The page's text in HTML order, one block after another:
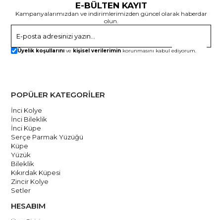
E-BÜLTEN KAYIT
Kampanyalarımızdan ve indirimlerimizden güncel olarak haberdar
olun.
Üyelik koşullarını ve kişisel verilerimin korunmasını kabul ediyorum.
POPÜLER KATEGORİLER
İnci Kolye
İnci Bileklik
İnci Küpe
Serçe Parmak Yüzüğü
Küpe
Yüzük
Bileklik
Kıkırdak Küpesi
Zincir Kolye
Setler
HESABIM